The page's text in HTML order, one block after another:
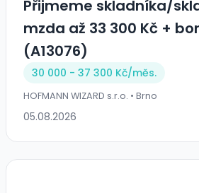
Přijmeme skladníka/
mzda až 33 300 Kč +
(A13076)
30 000 - 37 300 Kč/měs.
HOFMANN WIZARD s.r.o. • Brno
05.08.2026